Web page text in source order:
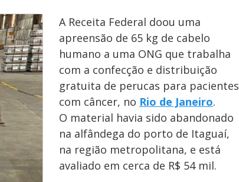
A Receita Federal doou uma
apreensão de 65 kg de cabelo
humano a uma ONG que trabalha
com a confecção e distribuição
gratuita de perucas para pacientes
com câncer, no Rio de Janeiro.
O material havia sido abandonado
na alfândega do porto de Itaguaí,
na região metropolitana, e está
avaliado em cerca de R$ 54 mil.